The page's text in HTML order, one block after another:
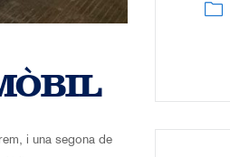
i una segona de